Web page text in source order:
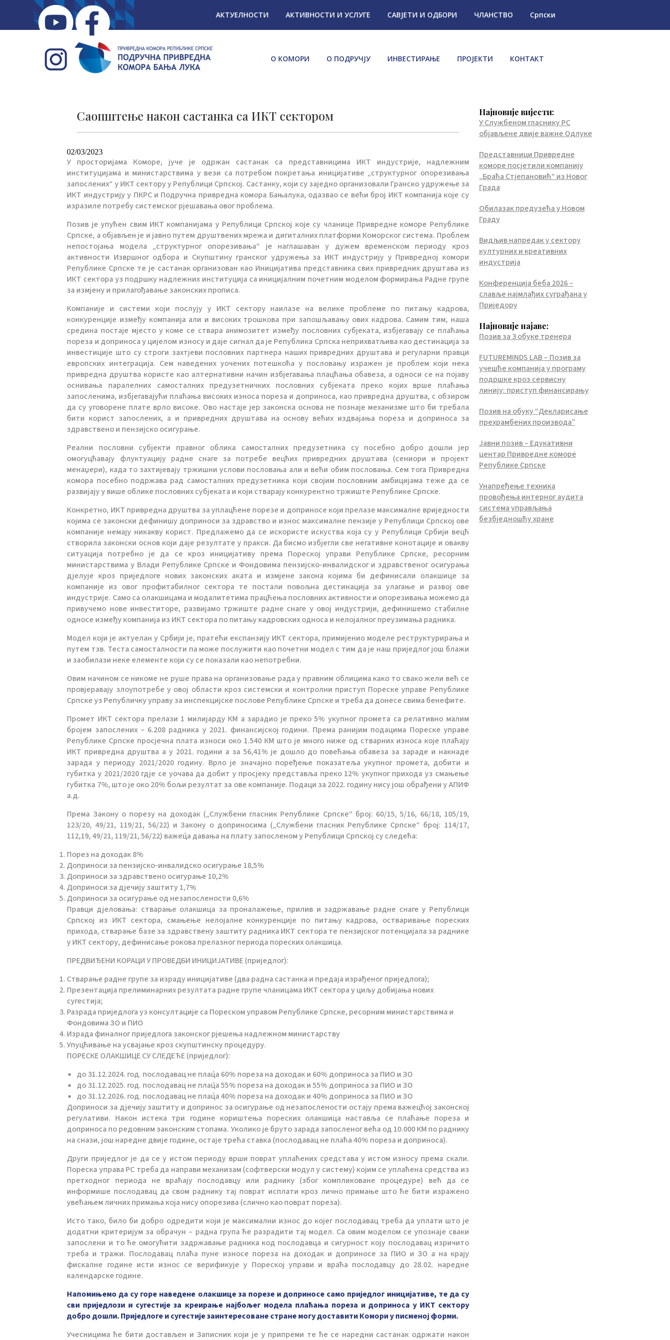
АКТУЕЛНОСТИ АКТИВНОСТИ И УСЛУГЕ САВЈЕТИ И ОДБОРИ ЧЛАНСТВО Српски
О КОМОРИ О ПОДРУЧЈУ ИНВЕСТИРАЊЕ ПРОЈЕКТИ КОНТАКТ
Саопштење након састанка са ИКТ сектором
02/03/2023
У просторијама Коморе, јуче је одржан састанак са представницима ИКТ индустрије, надлежним
институцијама и министарствима у вези са потребом покретања иницијативе „структурног опорезивања
запослених“ у ИКТ сектору у Републици Српској. Састанку, који су заједно организовали Гранско удружење за
ИКТ индустрију у ПКРС и Подручна привредна комора Бањалука, одазвао се већи број ИКТ компанија које су
изразиле потребу системског рјешавања овог проблема.
Позив је упућен свим ИКТ компанијама у Републици Српској које су чланице Привредне коморе Републике
Српске, а објављен је и јавно путем друштвених мрежа и дигиталних платформи Коморског система. Проблем
непостојања модела „структурног опорезивања“ је наглашаван у дужем временском периоду кроз
активности Извршног одбора и Скупштину гранског удружења за ИКТ индустрију у Привредној комори
Републике Српске те је састанак организован као Иницијатива представника свих привредних друштава из
ИКТ сектора уз подршку надлежних институција са иницијалним почетним моделом формирања Радне групе
за измјену и прилагођавање законских прописа.
Компаније и системи који послују у ИКТ сектору наилазе на велике проблеме по питању кадрова,
конкуренције између компанија али и високих трошкова при запошљавању ових кадрова. Самим тим, наша
средина постаје мјесто у коме се ствара анимозитет између пословних субјеката, избјегавају се плаћања
пореза и доприноса у цијелом износу и даје сигнал да је Република Српска неприхватљива као дестинација за
инвестиције што су строги захтјеви пословних партнера наших привредних друштава и регуларни правци
европских интеграција. Сем наведених уочених потешкоћа у пословању изражен је проблем који нека
привредна друштва користе као алтернативни начин избјегавања плацћања обавеза, а односи се на појаву
оснивања паралелних самосталних предузетничких пословних субјеката преко којих врше плаћања
запосленима, избјегавајући плаћања високих износа пореза и доприноса, као привредна друштва, с обзиром
да су уговорене плате врло високе. Ово настаје јер законска основа не познаје механизме што би требала
бити корист запослених, а и привредних друштава на основу већих издвајања пореза и доприноса за
здравствено и пензијско осигурање.
Реални пословни субјекти правног облика самосталних предузетника су посебно добро дошли јер
омогуцћавају флуктуацију радне снаге за потребе вецћих привредних друштава (сениори и пројект
менаџери), када то захтијевају тржишни услови пословања али и већи обим пословања. Сем тога Привредна
комора посебно подржава рад самосталних предузетника који својим пословним амбицијама теже да се
развијају у више облике пословних субјеката и који стварају конкурентно тржиште Републике Српске.
Конкретно, ИКТ привредна друштва за уплацћене порезе и доприносе који прелазе максималне вриједности
којима се законски дефинишу доприноси за здравство и износ максималне пензије у Републици Српској ове
компаније немају никакву корист. Предлажемо да се искористе искуства која су у Републици Србији вецћ
створила законски основ који даје резултате у пракси. Да бисмо избјегли све негативне конотације и овакву
ситуација потребно је да се кроз иницијативу према Пореској управи Републике Српске, ресорним
министарствима у Влади Републике Српске и Фондовима пензијско-инвалидског и здравственог осигурања
дјелује кроз приједлоге нових законских аката и измјене закона којима би дефинисали олакшице за
компаније из овог профитабилног сектора те постали повољна дестинација за улагање и развој ове
индустрије. Само са олакшицама и модалитетима працћења пословних активности и опорезивања можемо да
привучемо нове инвеститоре, развијамо тржиште радне снаге у овој индустрији, дефинишемо стабилне
односе између компанија из ИКТ сектора по питању кадровских односа и нелојалног преузимања радника.
Модел који је актуелан у Србији је, пратећи експанзију ИКТ сектора, примијенио моделе реструктурирања и
путем тзв. Теста самосталности па може послужити као почетни модел с тим да је наш приједлог још блажи
и заобилази неке елементе који су се показали као непотребни.
Овим начином се никоме не руше права на организовање рада у правним облицима како то свако жели већ се
провјеравају злоупотребе у овој области кроз системски и контролни приступ Пореске управе Републике
Српске уз Републичку управу за инспекцијске послове Републике Српске и треба да донесе свима бенефите.
Промет ИКТ сектора прелази 1 милијарду КМ а зарадио је преко 5% укупног промета са релативно малим
бројем запослених – 6.208 радника у 2021. финансијској години. Према ранијим подацима Пореске управе
Републике Српске просјечна плата износи око 1.540 КМ што је много ниже од стварних износа које плаћају
ИКТ привредна друштва а у 2021. години а за 56,41% је дошло до повећања обавеза за зараде и накнаде
зарада у периоду 2021/2020 годину. Врло је значајно поређење показатеља укупног промета, добити и
губитка у 2021/2020 гдје се уочава да добит у просјеку представља преко 12% укупног прихода уз смањење
губитка 7%, што је око 20% бољи резултат за ове компаније. Подаци за 2022. годину нису још обрађени у АПИФ
а.д.
Према Закону о порезу на доходак („Службени гласник Републике Српске“ број: 60/15, 5/16, 66/18, 105/19,
123/20, 49/21, 119/21, 56/22) и Закону о доприносима („Службени гласник Републике Српске“ број: 114/17,
112,19, 49/21, 119/21, 56/22) важец́а давања на плату запосленом у Републици Српској су следећа:
Порез на доходак 8%
Доприноси за пензијско-инвалидско осигурање 18,5%
Доприноси за здравствено осигурање 10,2%
Доприноси за дјечију заштиту 1,7%
Доприноси за осигурање од незапослености 0,6%
Правци дјеловања: стварање олакшица за проналажење, прилив и задржавање радне снаге у Републици
Српској из ИКТ сектора, смањење нелојалне конкуренције по питању кадрова, остваривање пореских
прихода, стварање базе за здравствену заштиту радника ИКТ сектора те пензијског потенцијала за раднике
у ИКТ сектору, дефинисање рокова прелазног периода пореских олакшица.
ПРЕДВИЂЕНИ КОРАЦИ У ПРОВЕДБИ ИНИЦИЈАТИВЕ (приједлог):
Стварање радне групе за израду иницијативе (два радна састанка и предаја израђеног приједлога);
Презентација прелиминарних резултата радне групе чланицама ИКТ сектора у циљу добијања нових
сугестија;
Разрада приједлога уз консултације са Пореском управом Републике Српске, ресорним министарствима и
Фондовима ЗО и ПИО
Израда финалног приједлога законског рјешења надлежном министарству
Упуцћивање на усвајање кроз скупштинску процедуру.
ПОРЕСКЕ ОЛАКШИЦЕ СУ СЛЕДЕЋЕ (приједлог):
до 31.12.2024. год. послодавац не плац́а 60% пореза на доходак и 60% доприноса за ПИО и ЗО
до 31.12.2025. год. послодавац не плац́а 55% пореза на доходак и 55% доприноса за ПИО и ЗО
до 31.12.2026. год. послодавац не плац́а 40% пореза на доходак и 40% доприноса за ПИО и ЗО
Доприноси за дјечију заштиту и допринос за осигурање од незапослености остају према важецћој законској
регулативи. Након истека три године кориштења пореских олакшица наставља се плаћање пореза и
доприноса по редовним законским стопама. Уколико је бруто зарада запосленог већа од 10.000 КМ по раднику
на снази, још наредне двије године, остаје трећа ставка (послодавац не плаћа 40% пореза и доприноса).
Други приједлог је да се у истом периоду врши поврат уплаћених средстава у истом износу према скали.
Пореска управа РС треба да направи механизам (софтверски модул у систему) којим се уплаћена средства из
претходног периода не враћају послодавцу или раднику (због компликоване процедуре) већ да се
информише послодавац да свом раднику тај поврат исплати кроз лично примање што ће бити изражено
увећањем личних примања која нису опорезива (слично као поврат пореза).
Исто тако, било би добро одредити који је максимални износ до којег послодавац треба да уплати што је
додатни критеријум за обрачун – радна група ће разрадити тај модел. Са овим моделом се упознаје сваки
запослени и то ће омогућити задржавање радника код послодавца и сигурност коју послодавац изричито
треба и тражи. Послодавац плаћа пуне износе пореза на доходак и доприносе за ПИО и ЗО а на крају
фискалне године исти износ се верификује у Пореској управи и враћа послодавцу до 28.02. наредне
календарске године.
Напомињемо да су горе наведене олакшице за порезе и доприносе само приједлог иницијативе, те да су
сви приједлози и сугестије за креирање најбољег модела плаћања пореза и доприноса у ИКТ сектору
добро дошли. Приједлоге и сугестије заинтересоване стране могу доставити Комори у писменој форми.
Учесницима ће бити достављен и Записник који је у припреми те ће се наредни састанак одржати након
Најновије вијести:
У Службеном гласнику РС
објављене двије важне Одлуке
Представници Привредне
коморе посјетили компанију
„Браћа Стјепановић“ из Новог
Града
Обилазак предузећа у Новом
Граду
Видљив напредак у сектору
културних и креативних
индустрија
Конференција беба 2026 –
славље најмлађих суграђана у
Приједору
Најновије најаве:
Позив за 3 обуке тренера
FUTUREMINDS LAB – Позив за
учешће компанија у програму
подршке кроз сервисну
линију: приступ финансирању
Позив на обуку “Декларисање
прехрамбених производа”
Јавни позив – Едукативни
центар Привредне коморе
Републике Српске
Унапређење техника
провођења интерног аудита
система управљања
безбједношћу хране